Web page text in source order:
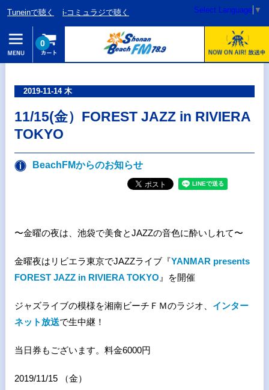
Tuneinで聴く i-コミュラジで聴く Select Language ▼
0
2019-11-14 木
11/15(金）FOREST JAZZ in RIVIERA
TOKYO
BeachFMからのお知らせ
〜金曜の夜は、池袋で美食とJAZZの音色に酔いしれて〜
金曜夜はリビエラ東京でJAZZライブ『YANMAR presents
FOREST JAZZ in RIVIERA TOKYO 』を開催
ジャズライブの模様を湘南ビーチＦＭのラジオ、 インター
ネット放送で生中継！
当日券もございます。料金6000円
2019/11/15 （金）